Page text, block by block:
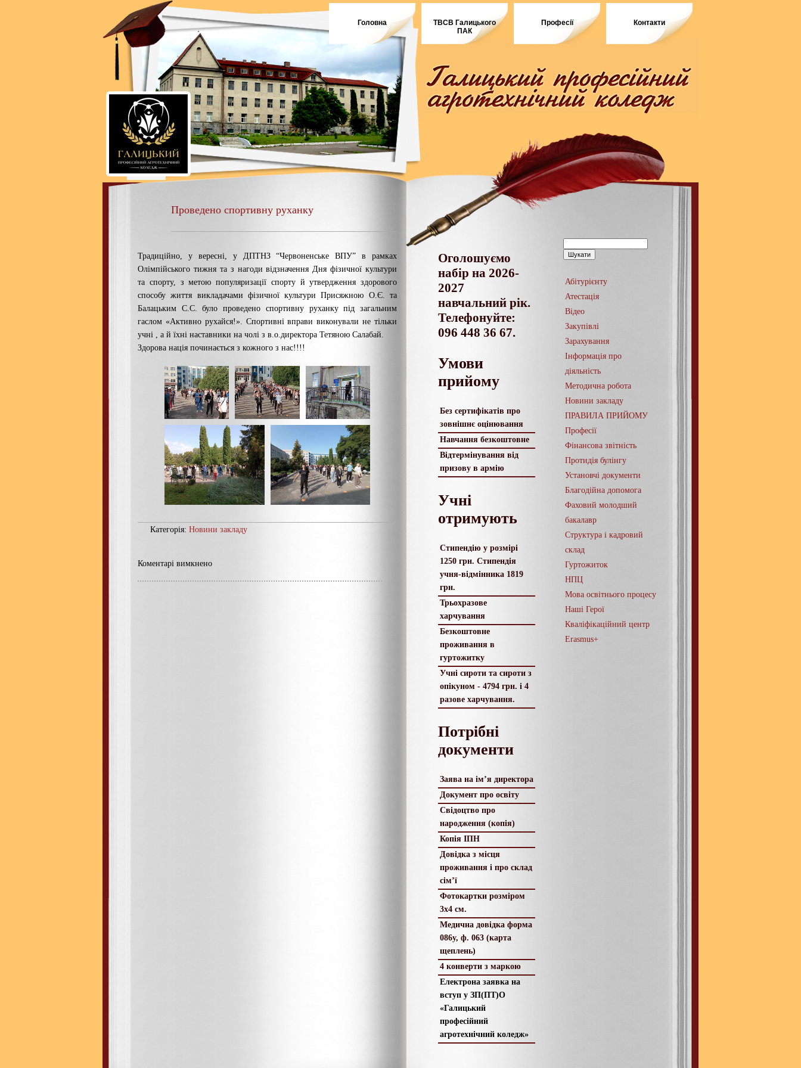
Головна
ТВСВ Галицького
ПАК
Професії Контакти
Оголошуємо
набір на 2026-
2027
навчальний рік.
Телефонуйте:
096 448 36 67.
Умови
прийому
Без сертифікатів про
зовнішнє оцінювання
Навчання безкоштовне
Відтермінування від
призову в армію
Учні
отримують
Стипендію у розмірі
1250 грн. Стипендія
учня-відмінника 1819
грн.
Трьохразове
харчування
Безкоштовне
проживання в
гуртожитку
Учні сироти та сироти з
опікуном - 4794 грн. і 4
разове харчування.
Потрібні
документи
Заява на ім’я директора
Документ про освіту
Свідоцтво про
народження (копія)
Копія ІПН
Довідка з місця
проживання і про склад
сім’ї
Фотокартки розміром
3х4 см.
Медична довідка форма
086у, ф. 063 (карта
щеплень)
4 конверти з маркою
Електрона заявка на
вступ у ЗП(ПТ)О
«Галицький
професійний
агротехнічний коледж»
Абітурієнту
Атестація
Відео
Закупівлі
Зарахування
Інформація про
діяльність
Методична робота
Новини закладу
ПРАВИЛА ПРИЙОМУ
Професії
Фінансова звітність
Протидія булінгу
Установчі документи
Благодійна допомога
Фаховий молодший
бакалавр
Структура і кадровий
склад
Гуртожиток
НПЦ
Мова освітнього процесу
Наші Герої
Кваліфікаційний центр
Erasmus+
Проведено спортивну руханку
Традиційно, у вересні, у ДПТНЗ “Червоненське ВПУ” в рамках
Олімпійського тижня та з нагоди відзначення Дня фізичної культури
та спорту, з метою популяризації спорту й утвердження здорового
способу життя викладачами фізичної культури Присяжною О.Є. та
Балацьким С.С. було проведено спортивну руханку під загальним
гаслом «Активно рухайся!». Спортивні вправи виконували не тільки
учні , а й їхні наставники на чолі з в.о.директора Тетяною Салабай.
Здорова нація починається з кожного з нас!!!!
Категорія: Новини закладу
Коментарі вимкнено